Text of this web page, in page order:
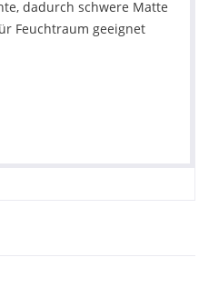
dadurch schwere Matte
Feuchtraum geeignet